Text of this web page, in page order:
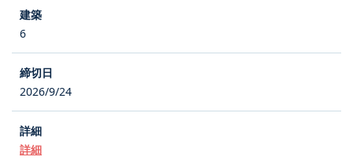
6
2026/9/24
詳細